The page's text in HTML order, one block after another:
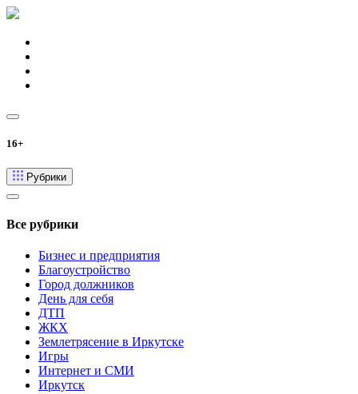
16+
Рубрики
Все рубрики
Бизнес и предприятия
Благоустройство
Город должников
День для себя
ДТП
ЖКХ
Землетрясение в Иркутске
Игры
Интернет и СМИ
Иркутск